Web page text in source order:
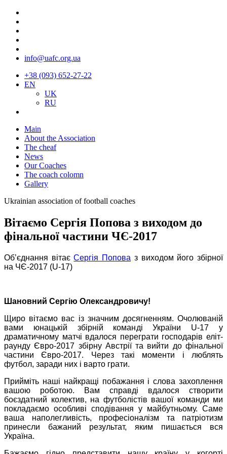
info@uafc.org.ua
+38 (093) 652-27-22
EN
UK
RU
Main
About the Association
The cheaf
News
Our Coaches
The coach colomn
Gallery
Ukrainian association of football coaches
Вітаємо Сергія Попова з виходом до
фінальної частини ЧЄ-2017
Об’єднання вітаєСергія Попова з виходом його збірної
на ЧЄ-2017 (U-17)
Шановний Сергію Олександровичу!
Щиро вітаємо вас із значним досягненням. Очолюваній
вами юнацькій збірній команді України U-17 у
драматичному матчі вдалося переграти господарів еліт-
раунду Євро-2017 збірну Австрії та вийти до фінальної
частини Євро-2017. Через такі моменти і люблять
футбол, заради них і варто грати.
Прийміть наші найкращі побажання і слова захоплення
вашою роботою. Вам справді вдалося створити
боєздатний колектив, на футболістів вашої команди ми
покладаємо особливі сподівання у майбутньому. Саме
ваша наполегливість, професіоналізм та патріотизм
принесли бажаний результат, яким пишається вся
Україна.